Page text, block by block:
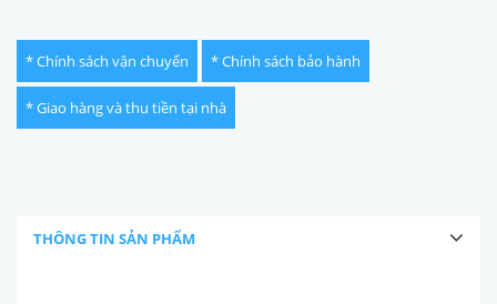
* Chính sách vận chuyển * Chính sách bảo hành
* Giao hàng và thu tiền tại nhà
THÔNG TIN SẢN PHẨM